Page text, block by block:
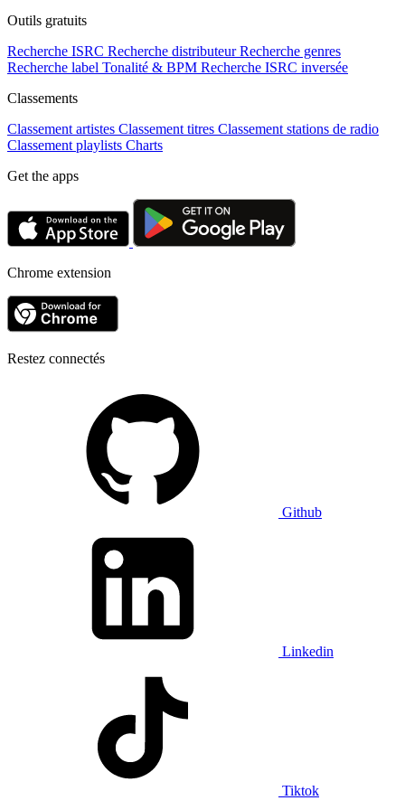
Outils gratuits
Recherche ISRC Recherche distributeur Recherche genres
Recherche label Tonalité & BPM Recherche ISRC inversée
Classements
Classement artistes Classement titres Classement stations de radio
Classement playlists Charts
Get the apps
Chrome extension
Restez connectés
Github
Linkedin
Tiktok